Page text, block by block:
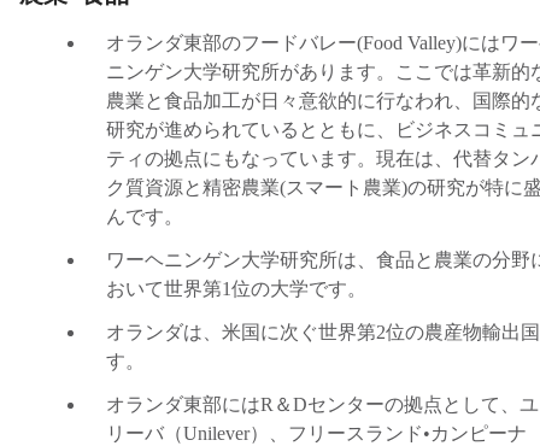
オランダ東部のフードバレー(Food Valley)にはワ
ニンゲン大学研究所があります。ここでは革新的
農業と食品加工が日々意欲的に行なわれ、国際的
研究が進められているとともに、ビジネスコミュ
ティの拠点にもなっています。現在は、代替タン
ク質資源と精密農業(スマート農業)の研究が特に
んです。
ワーヘニンゲン大学研究所は、食品と農業の分野
おいて世界第1位の大学です。
オランダは、米国に次ぐ世界第2位の農産物輸出
す。
オランダ東部にはR＆Dセンターの拠点として、
リーバ （Unilever） 、フリースランド•カンピーナ